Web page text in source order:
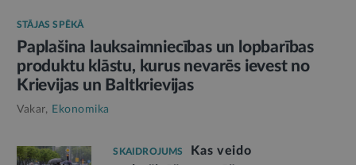
STĀJAS SPĒKĀ
Paplašina lauksaimniecības un lopbarības
produktu klāstu, kurus nevarēs ievest no
Krievijas un Baltkrievijas
Vakar, Ekonomika
SKAIDROJUMS
Kas veido